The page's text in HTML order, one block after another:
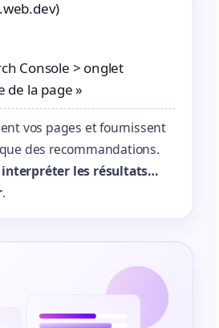
Console > onglet
de la page »
vos pages et fournissent
des recommandations.
interpréter les résultats…
.